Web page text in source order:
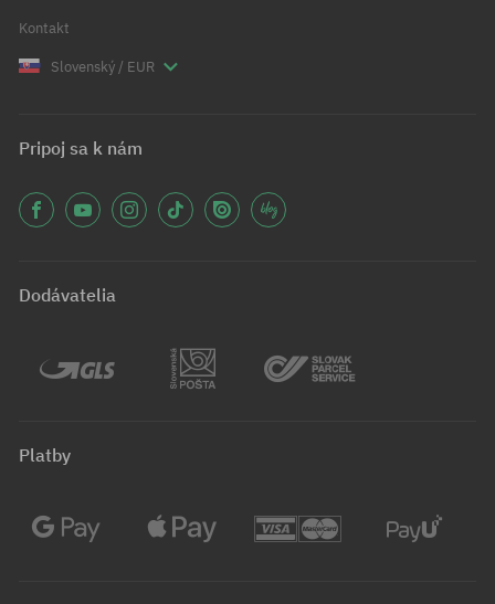
Kontakt
Slovenský / EUR
Pripoj sa k nám
Dodávatelia
Platby